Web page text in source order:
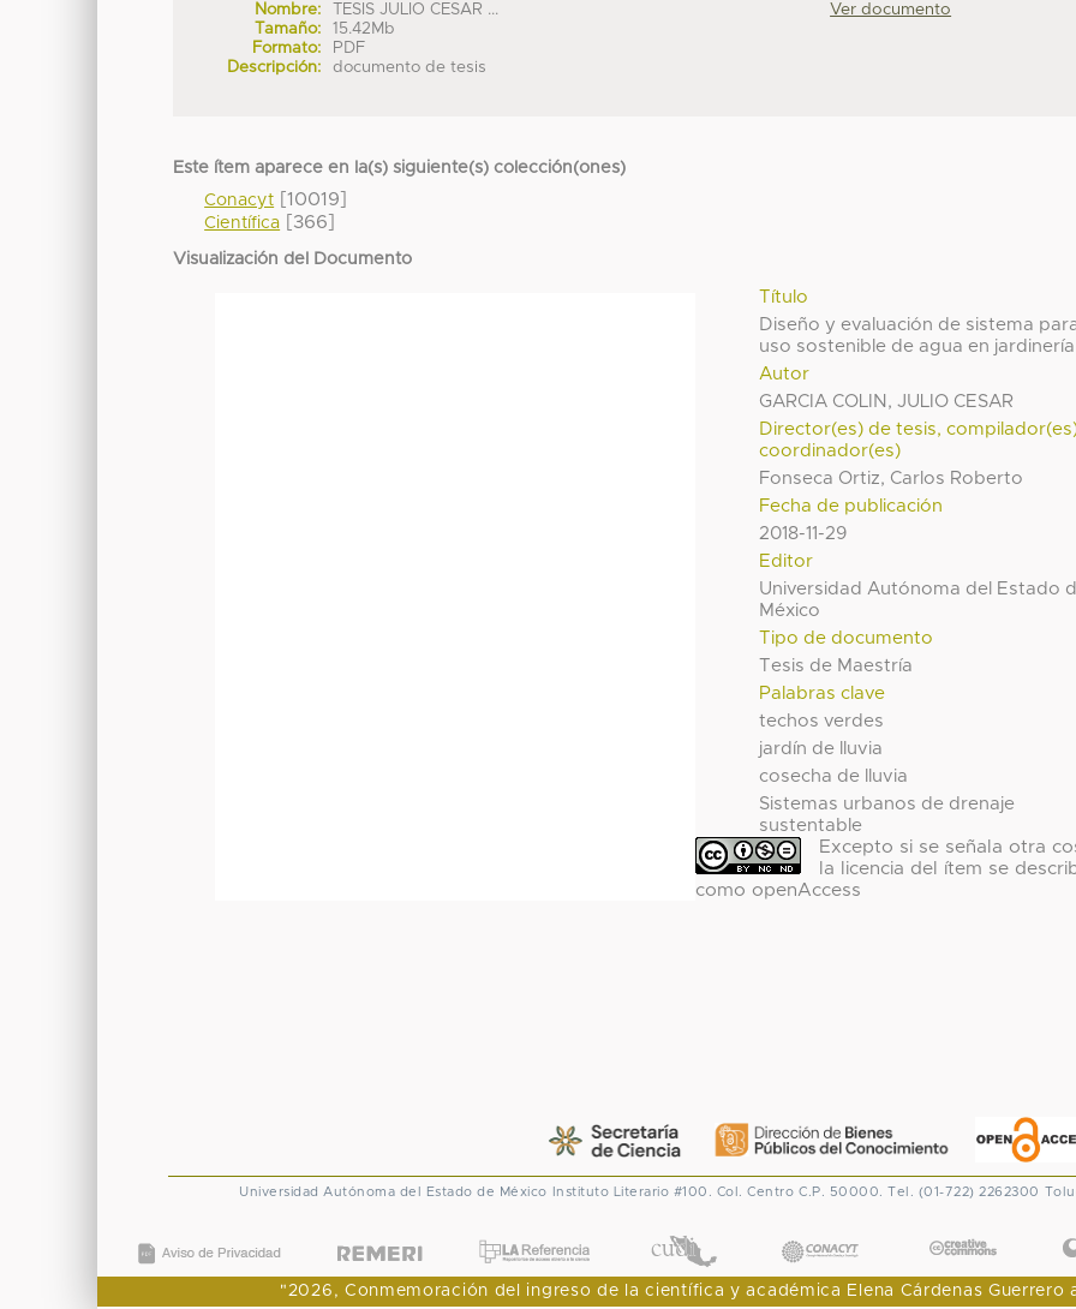
Nombre:
TESIS JULIO CESAR ...
Tamaño:
15.42Mb
Formato:
PDF
Descripción:
documento de tesis
Ver documento
Este ítem aparece en la(s) siguiente(s) colección(ones)
Conacyt [10019]
Científica [366]
Visualización del Documento
Título
Diseño y evaluación de sistema
uso sostenible de agua en jardinería
Autor
GARCIA COLIN, JULIO CESAR
Director(es) de tesis,
coordinador(es)
Fonseca Ortiz, Carlos Roberto
Fecha de publicación
2018-11-29
Editor
Universidad Autónoma del Estado
México
Tipo de documento
Tesis de Maestría
Palabras clave
techos verdes
jardín de lluvia
cosecha de lluvia
Sistemas urbanos de drenaje
sustentable
Excepto si se señala otra
la licencia del ítem se
como openAccess
Universidad Autónoma del Estado de México Instituto Literario #100. Col. Centro C.P. 50000. Tel. (01-722) 2262300
"2026, Conmemoración del ingreso de la científica y académica Elena Cárdenas